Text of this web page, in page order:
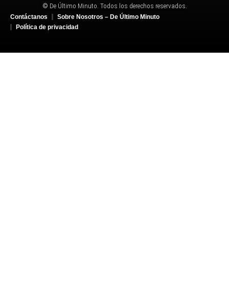
© De Último Minuto. Todos los derechos reservados.
Contáctanos
Sobre Nosotros – De Último Minuto
Política de privacidad